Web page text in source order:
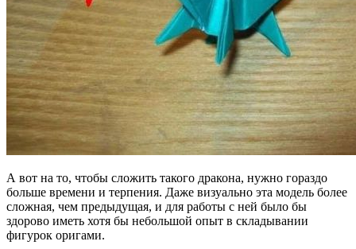
А вот на то, чтобы сложить такого дракона, нужно гораздо
больше времени и терпения. Даже визуально эта модель более
сложная, чем предыдущая, и для работы с ней было бы
здорово иметь хотя бы небольшой опыт в складывании
фигурок оригами.